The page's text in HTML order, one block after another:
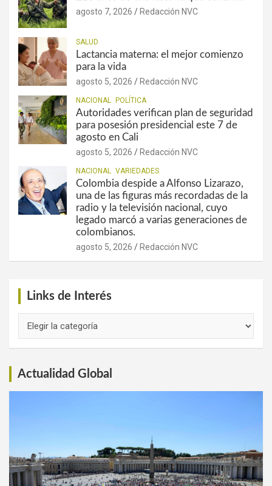
agosto 7, 2026 Redacción NVC
SALUD
Lactancia materna: el mejor comienzo
para la vida
agosto 5, 2026 Redacción NVC
NACIONAL POLÍTICA
Autoridades verifican plan de seguridad
para posesión presidencial este 7 de
agosto en Cali
agosto 5, 2026 Redacción NVC
NACIONAL VARIEDADES
Colombia despide a Alfonso Lizarazo,
una de las figuras más recordadas de la
radio y la televisión nacional, cuyo
legado marcó a varias generaciones de
colombianos.
agosto 5, 2026 Redacción NVC
Links de Interés
Actualidad Global